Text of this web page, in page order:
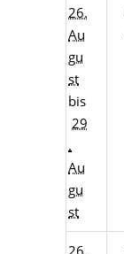
26.
Au
gu
st
bis
29
.
Au
gu
st
26.